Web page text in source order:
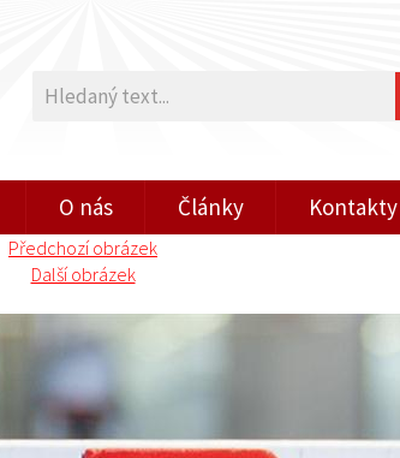
O nás Články Kontakty
Předchozí obrázek
Další obrázek